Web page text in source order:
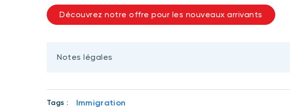
Découvrez notre offre pour les nouveaux arrivants
Notes légales
Tags : Immigration